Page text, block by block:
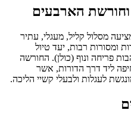
הארבעים
מסלול קליל, מעגלי, עתיר
ומסורות רבות, יעד טיול
פריחה ונוף (כולן). החורשה
ליד דרך הדורות, אשר
לעגלות ולבעלי קשיי הליכה.